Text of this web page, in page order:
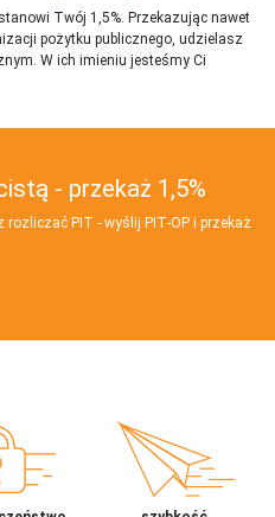
Twój 1,5%. Przekazując nawet
pożytku publicznego, udzielasz
W ich imieniu jesteśmy Ci
- przekaż 1,5%
PIT - wyślij PIT‑OP i przekaż